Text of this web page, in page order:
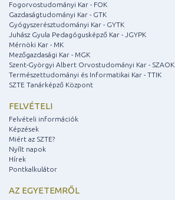
Fogorvostudományi Kar - FOK
Gazdaságtudományi Kar - GTK
Gyógyszerésztudományi Kar - GYTK
Juhász Gyula Pedagógusképző Kar - JGYPK
Mérnöki Kar - MK
Mezőgazdasági Kar - MGK
Szent-Györgyi Albert Orvostudományi Kar - SZAOK
Természettudományi és Informatikai Kar - TTIK
SZTE Tanárképző Központ
FELVÉTELI
Felvételi információk
Képzések
Miért az SZTE?
Nyílt napok
Hírek
Pontkalkulátor
AZ EGYETEMRŐL